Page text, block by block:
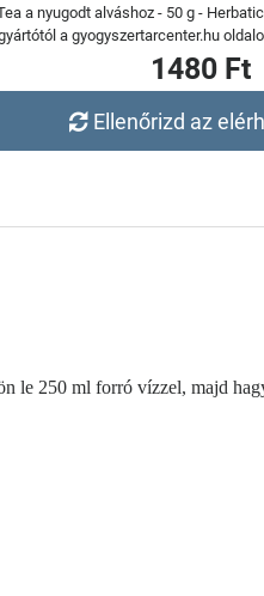
a nyugodt alváshoz - 50 g -
a gyogyszertarcenter.hu
1480 Ft
Ellenőrizd az
le 250 ml forró vízzel, majd